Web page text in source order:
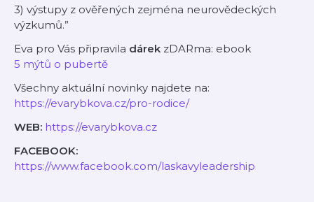
3) výstupy z ověřených zejména neurovědeckých
výzkumů.”
Eva pro Vás připravila dárek zDARma: ebook
⁠5 mýtů o pubertě⁠
Všechny aktuální novinky najdete na:
⁠https://evarybkova.cz/pro-rodice/⁠
WEB: ⁠https://evarybkova.cz⁠
FACEBOOK:
⁠https://www.facebook.com/laskavyleadership⁠